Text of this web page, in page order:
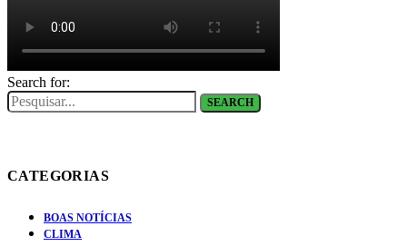
Search for:
SEARCH
CATEGORIAS
BOAS NOTÍCIAS
CLIMA